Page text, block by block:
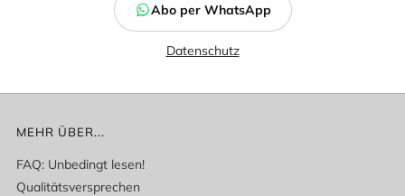
Abo per WhatsApp
Datenschutz
MEHR ÜBER...
FAQ: Unbedingt lesen!
Qualitätsversprechen